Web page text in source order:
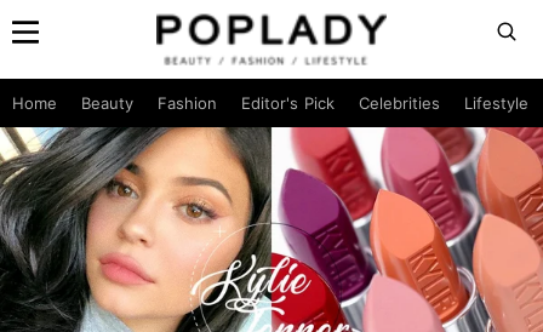
Home Beauty Fashion Editor's Pick Celebrities Lifestyle